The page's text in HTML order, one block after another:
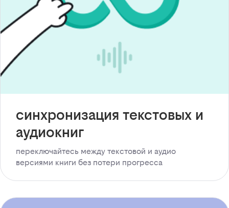
синхронизация текстовых и
аудиокниг
переключайтесь между текстовой и аудио
версиями книги без потери прогресса